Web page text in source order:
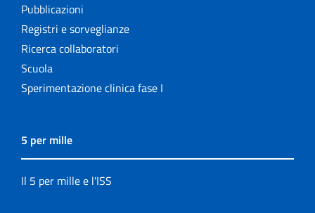
Pubblicazioni
Registri e sorveglianze
Ricerca collaboratori
Scuola
Sperimentazione clinica fase I
5 per mille
Il 5 per mille e l'ISS